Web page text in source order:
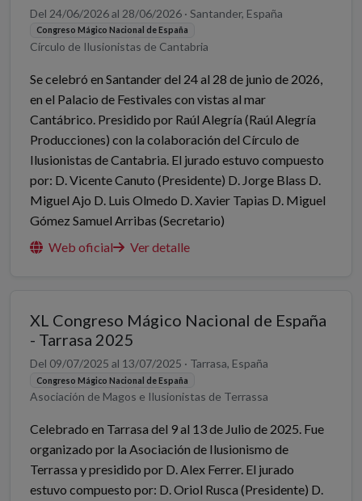
Del 24/06/2026 al 28/06/2026 · Santander, España
Congreso Mágico Nacional de España
Círculo de Ilusionistas de Cantabria
Se celebró en Santander del 24 al 28 de junio de 2026,
en el Palacio de Festivales con vistas al mar
Cantábrico. Presidido por Raúl Alegría (Raúl Alegría
Producciones) con la colaboración del Círculo de
Ilusionistas de Cantabria. El jurado estuvo compuesto
por: D. Vicente Canuto (Presidente) D. Jorge Blass D.
Miguel Ajo D. Luis Olmedo D. Xavier Tapias D. Miguel
Gómez Samuel Arribas (Secretario)
Web oficial
Ver detalle
XL Congreso Mágico Nacional de España
- Tarrasa 2025
Del 09/07/2025 al 13/07/2025 · Tarrasa, España
Congreso Mágico Nacional de España
Asociación de Magos e Ilusionistas de Terrassa
Celebrado en Tarrasa del 9 al 13 de Julio de 2025. Fue
organizado por la Asociación de Ilusionismo de
Terrassa y presidido por D. Alex Ferrer. El jurado
estuvo compuesto por: D. Oriol Rusca (Presidente) D.